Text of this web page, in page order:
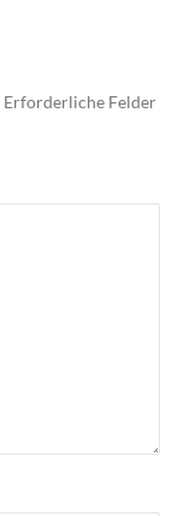
Erforderliche Felder